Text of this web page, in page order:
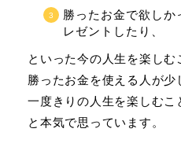
勝ったお金で欲し
レゼントしたり、
といった今の人生を楽しむ
勝ったお金を使える人が少
一度きりの人生を楽しむこ
と本気で思っています。